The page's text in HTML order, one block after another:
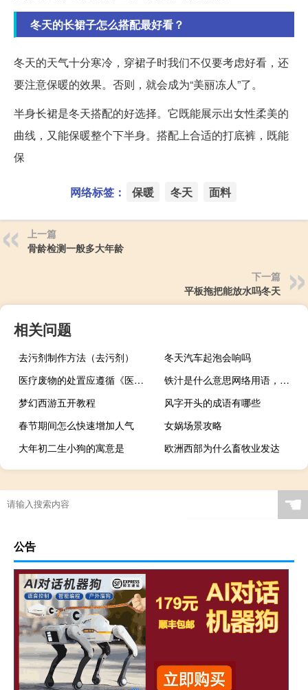
冬天的长裙子怎么搭配最好看？
冬天的天气十分寒冷，穿裙子时我们不仅要考虑好看，还
要注意保暖的效果。否则，就会成为“美丽冻人”了。
半身长裙是冬天搭配的好选择。它既能展示出女性柔美的
曲线，又能保暖整个下半身。搭配上合适的打底裤，既能
保
网络标签： 保暖 冬天 面料
上一篇
骨龄检测一般多大年龄
下一篇
平板拖把能放水吗冬天
相关问题
去污剂制作方法（去污剂）
冬天汽车起泡会响吗
医疗废物的处置应遵循《医疗废物管理条例》
铁汁是什么意思网络用语，可以说女生吗什么梗
梦幻西游五开教程
风字开头的成语有哪些
春节期间怎么快速增加人气
女娲场景攻略
大年初二生小狗的寓意是
欧洲西部为什么畜牧业发达
☚
公告